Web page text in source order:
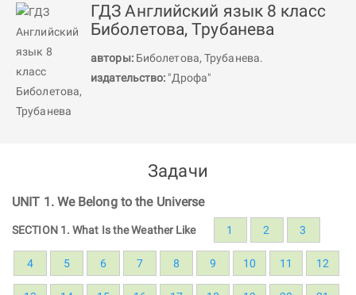
ГДЗ Английский язык 8 класс
Биболетова, Трубанева
авторы: Биболетова,Трубанева.
издательство: "Дрофа"
Задачи
UNIT 1. We Belong to the Universe
SECTION 1. What Is the Weather Like 1 2 3
4 5 6 7 8 9 10 11 12